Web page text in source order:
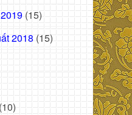
(15)
2018 (15)
(10)